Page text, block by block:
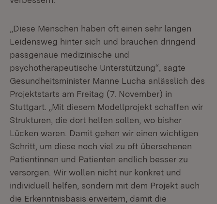
„Diese Menschen haben oft einen sehr langen
Leidensweg hinter sich und brauchen dringend
passgenaue medizinische und
psychotherapeutische Unterstützung“, sagte
Gesundheitsminister Manne Lucha anlässlich des
Projektstarts am Freitag (7. November) in
Stuttgart. „Mit diesem Modellprojekt schaffen wir
Strukturen, die dort helfen sollen, wo bisher
Lücken waren. Damit gehen wir einen wichtigen
Schritt, um diese noch viel zu oft übersehenen
Patientinnen und Patienten endlich besser zu
versorgen. Wir wollen nicht nur konkret und
individuell helfen, sondern mit dem Projekt auch
die Erkenntnisbasis erweitern, damit die